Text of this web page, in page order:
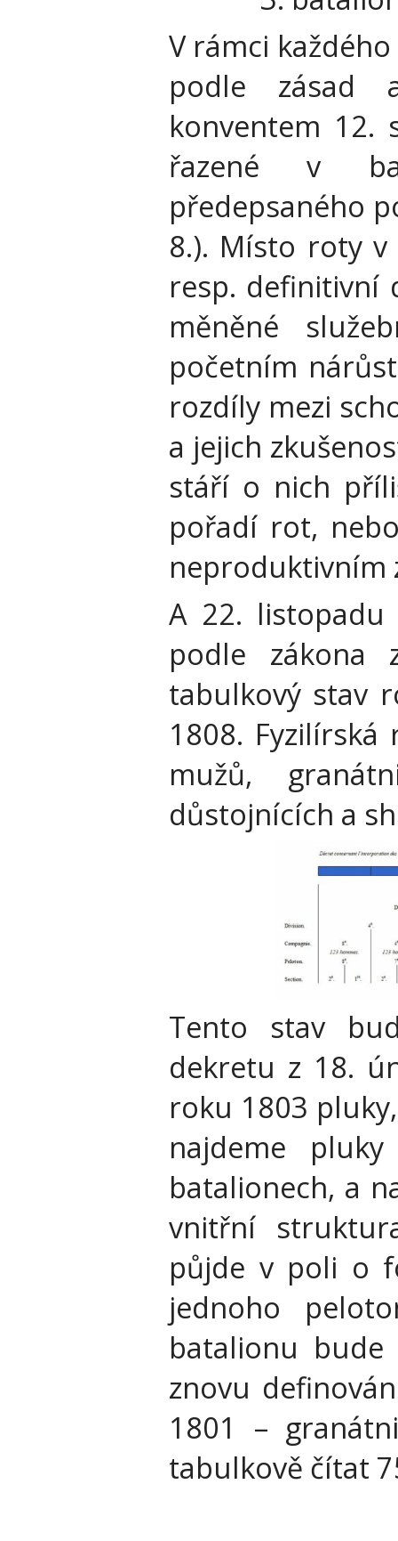
V rámci
podle zásad
konventem 12.
řazené v
předepsaného
8.). Místo roty
resp. definitivní
měněné
početním
rozdíly mezi
a jejich
stáří o nich
pořadí rot,
neproduktivním
A 22. listopadu
podle
tabulkový stav
1808.
mužů,
důstojnících a
Tento stav
dekretu z 18.
roku 1803
najdeme
batalionech, a
vnitřní
půjde v poli o
jednoho
batalionu
znovu
1801 –
tabulkově čítat